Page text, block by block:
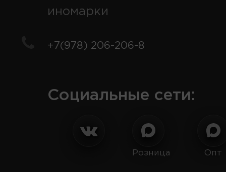
иномарки
+7(978) 206-206-8
Социальные сети:
Розница Опт